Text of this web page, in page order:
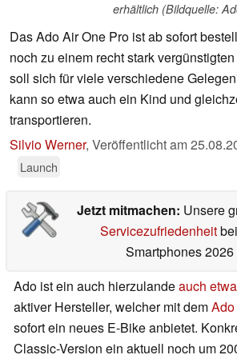
erhältlich (Bildquelle:
Das Ado Air One Pro ist ab sofort
noch zu einem recht stark
soll sich für viele verschiedene
kann so etwa auch ein Kind und
transportieren.
Silvio Werner, Veröffentlicht am
Launch
Jetzt mitmachen: Unsere
Servicezufriedenheit
Smartphones 2026
Ado ist ein auch hierzulandeauch
aktiver Hersteller, welcher mit dem
sofort ein neues E-Bike anbietet.
Classic-Version ein aktuell noch um